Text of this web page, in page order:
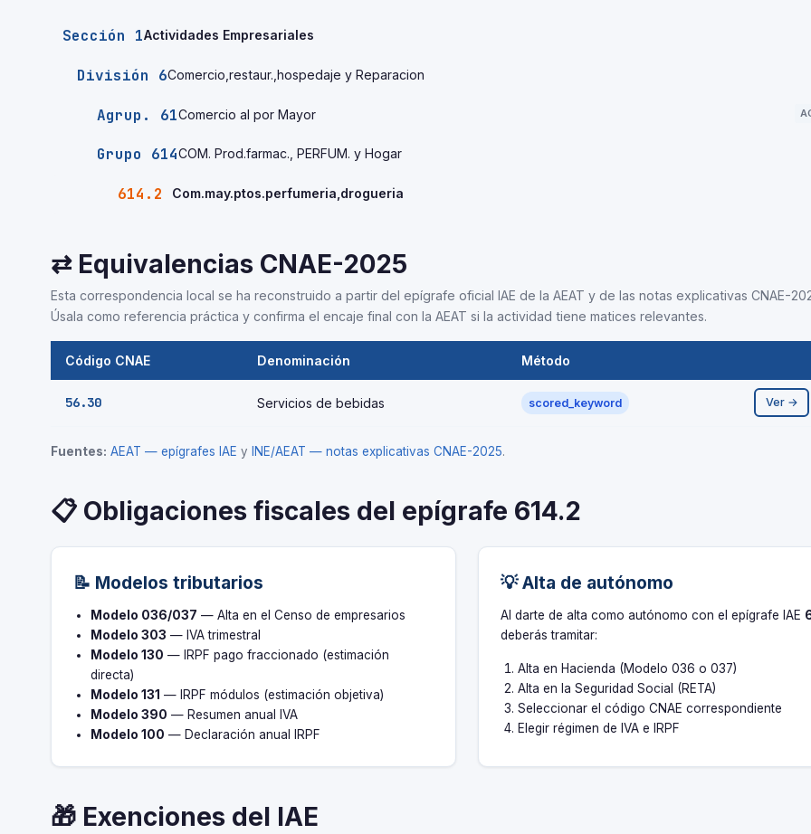
Sección 1Actividades Empresariales
División 6Comercio,restaur.,hospedaje y Reparacion
Agrup. 61Comercio al por Mayor
Grupo 614COM. Prod.farmac., PERFUM. y Hogar
614.2 Com.may.ptos.perfumeria,drogueria
⇄ Equivalencias CNAE-2025
Esta correspondencia local se ha reconstruido a partir del epígrafe oficial IAE de la AEAT y de las notas explicativas CNAE-
Úsala como referencia práctica y confirma el encaje final con la AEAT si la actividad tiene matices relevantes.
Código CNAE Denominación Método
56.30 Servicios de bebidas scored_keyword Ver →
Fuentes: AEAT — epígrafes IAE y INE/AEAT — notas explicativas CNAE-2025.
📋 Obligaciones fiscales del epígrafe 614.2
📝 Modelos tributarios
Modelo 036/037 — Alta en el Censo de empresarios
Modelo 303 — IVA trimestral
Modelo 130 — IRPF pago fraccionado (estimación
directa)
Modelo 131 — IRPF módulos (estimación objetiva)
Modelo 390 — Resumen anual IVA
Modelo 100 — Declaración anual IRPF
💡 Alta de autónomo
Al darte de alta como autónomo con el epígrafe IAE
deberás tramitar:
Alta en Hacienda (Modelo 036 o 037)
Alta en la Seguridad Social (RETA)
Seleccionar el código CNAE correspondiente
Elegir régimen de IVA e IRPF
🎁 Exenciones del IAE